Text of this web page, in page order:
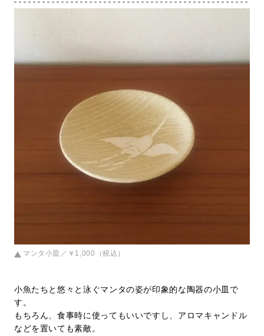
マンタ小皿／￥1,000（税込）
小魚たちと悠々と泳ぐマンタの姿が印象的な陶器の小皿で
す。
もちろん、食事時に使ってもいいですし、アロマキャンドル
などを置いても素敵。